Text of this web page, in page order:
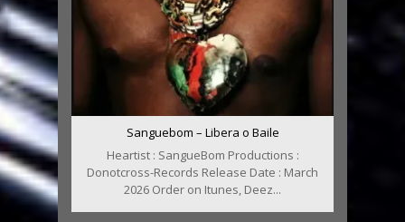
Sanguebom – Libera o Baile
Heartist : SangueBom Productions :
Donotcross-Records Release Date : March
2026 Order on Itunes, Deez...